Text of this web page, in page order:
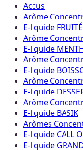
Accus
Arôme
E-liquide FRUITÉ
Arôme
E-liquide
Arôme
E-liquide
Arôme
E-liquide
Arôme
E-liquide BASIK
Arômes
E-liquide CALL
E-liquide